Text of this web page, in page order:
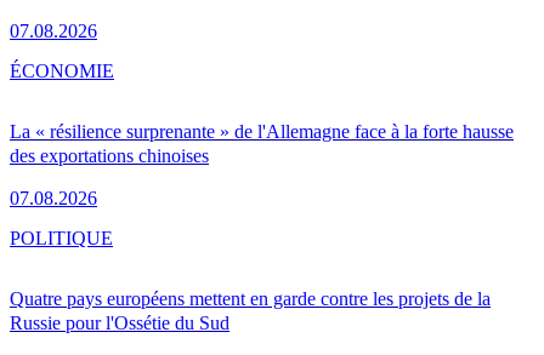
07.08.2026
La « résilience surprenante » de l'Allemagne face à la forte hausse
des exportations chinoises
07.08.2026
ÉCONOMIE
Quatre pays européens mettent en garde contre les projets de la
Russie pour l'Ossétie du Sud
POLITIQUE